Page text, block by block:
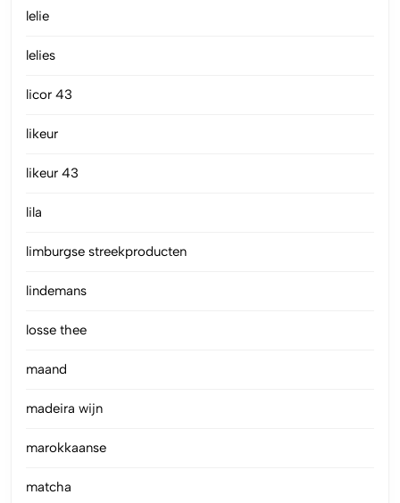
lelie
lelies
licor 43
likeur
likeur 43
lila
limburgse streekproducten
lindemans
losse thee
maand
madeira wijn
marokkaanse
matcha